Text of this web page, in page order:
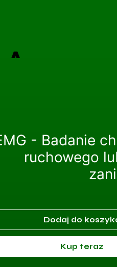
- Badanie
ruchowego
Dodaj do
Kup teraz